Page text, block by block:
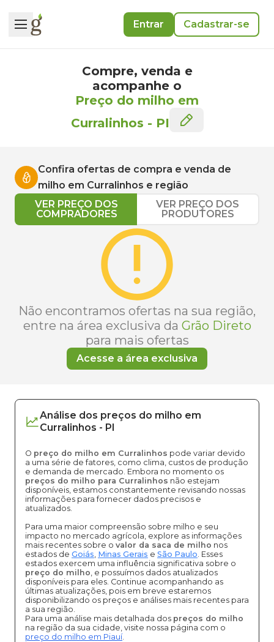
Entrar Cadastrar-se
Compre, venda e
acompanhe o
Preço do milho em
Curralinhos - PI
Confira ofertas de compra e venda de
milho em Curralinhos e região
VER PREÇO DOS
COMPRADORES
VER PREÇO DOS
PRODUTORES
Não encontramos ofertas na sua região,
entre na área exclusiva da Grão Direto
para mais ofertas
Acesse a área exclusiva
Análise dos preços do milho em
Curralinhos - PI
O preço do milho em Curralinhos pode variar devido
a uma série de fatores, como clima, custos de produção
e demanda de mercado. Embora no momento os
preços do milho para Curralinhos não estejam
disponíveis, estamos constantemente revisando nossas
informações para fornecer dados precisos e
atualizados.
Para uma maior compreensão sobre milho e seu
impacto no mercado agrícola, explore as informações
mais recentes sobre o valor da saca de milho nos
estados de Goiás, Minas Gerais e São Paulo. Esses
estados exercem uma influência significativa sobre o
preço do milho, e possuímos dados atualizados
disponíveis para eles. Continue acompanhando as
últimas atualizações, pois em breve estaremos
disponibilizando os preços e análises mais recentes para
a sua região.
Para uma análise mais detalhada dos preços do milho
na região da sua cidade, visite nossa página com o
preço do milho em Piauí.